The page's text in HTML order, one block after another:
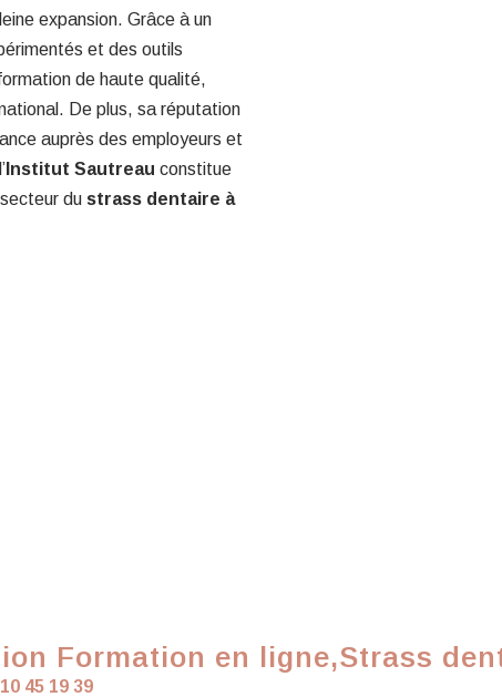
expansion. Grâce à un
et des outils
de haute qualité,
De plus, sa réputation
auprès des employeurs et
Institut Sautreau constitue
du strass dentaire à
Formation en ligne,Strass
45 19 39